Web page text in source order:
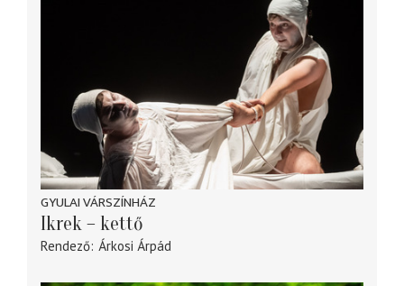
GYULAI VÁRSZÍNHÁZ
Ikrek – kettő
Rendező Árkosi Árpád